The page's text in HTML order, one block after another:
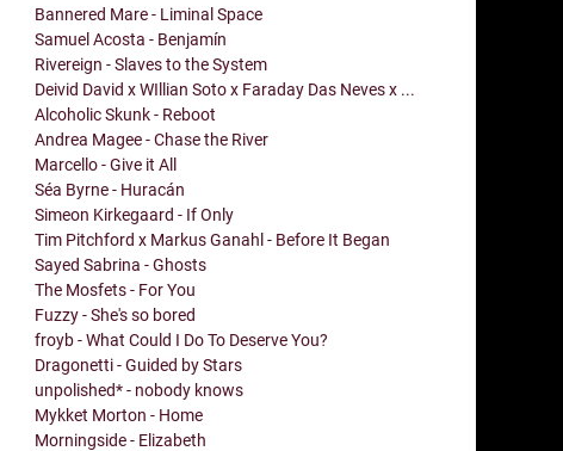
Bannered Mare - Liminal Space
Samuel Acosta - Benjamín
Rivereign - Slaves to the System
Deivid David x WIllian Soto x Faraday Das Neves x ...
Alcoholic Skunk - Reboot
Andrea Magee - Chase the River
Marcello - Give it All
Séa Byrne - Huracán
Simeon Kirkegaard - If Only
Tim Pitchford x Markus Ganahl - Before It Began
Sayed Sabrina - Ghosts
The Mosfets - For You
Fuzzy - She's so bored
froyb - What Could I Do To Deserve You?
Dragonetti - Guided by Stars
unpolished* - nobody knows
Mykket Morton - Home
Morningside - Elizabeth